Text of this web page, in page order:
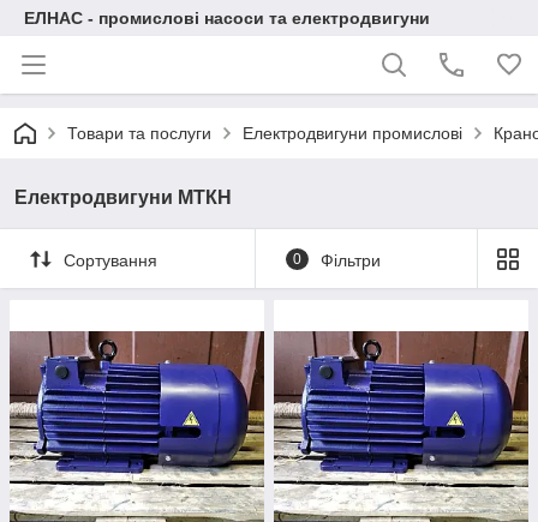
ЕЛНАС - промислові насоси та електродвигуни
Товари та послуги Електродвигуни промислові
Електродвигуни МТКН
Сортування 0 Фільтри